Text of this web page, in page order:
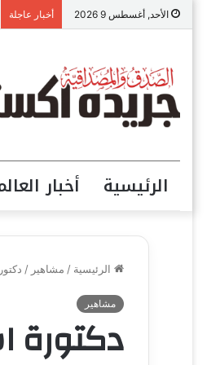
الأحد, أغسطس 9 2026 أخبار عاجلة
الرئيسية أخبار
الرئيسية / مشاهير /
مشاهير
دكتورة